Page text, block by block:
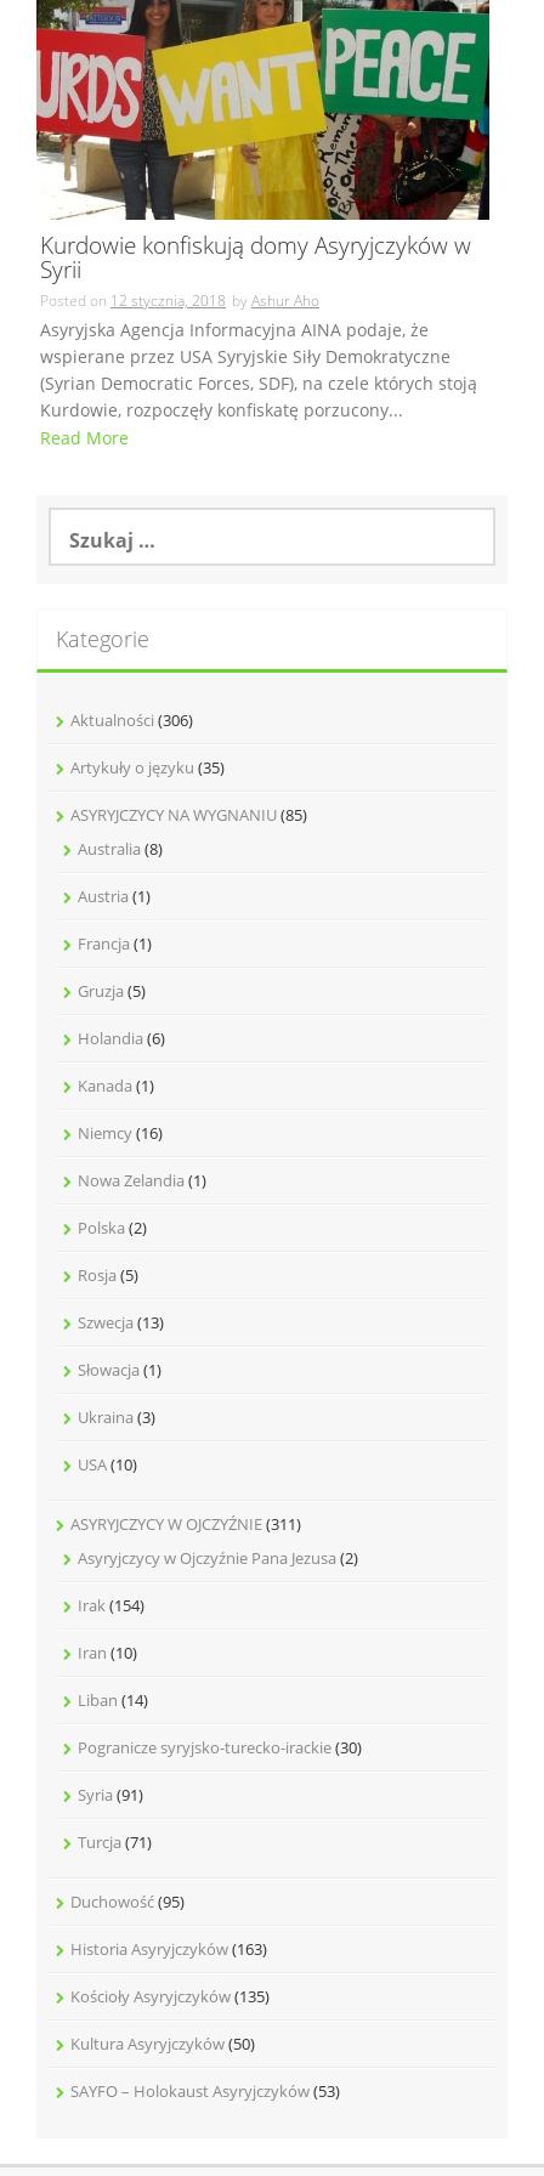
Kurdowie konfiskują domy Asyryjczyków w
Syrii
Posted on 12 stycznia, 2018 byAshur Aho
Asyryjska Agencja Informacyjna AINA podaje, że
wspierane przez USA Syryjskie Siły Demokratyczne
(Syrian Democratic Forces, SDF), na czele których stoją
Kurdowie, rozpoczęły konfiskatę porzucony...
Read More
Szukaj:
Kategorie
Aktualności (306)
Artykuły o języku (35)
ASYRYJCZYCY NA WYGNANIU(85)
Australia (8)
Austria (1)
Francja (1)
Gruzja (5)
Holandia (6)
Kanada (1)
Niemcy(16)
Nowa Zelandia (1)
Polska (2)
Rosja (5)
Szwecja (13)
Słowacja (1)
Ukraina (3)
USA(10)
ASYRYJCZYCY W OJCZYŹNIE(311)
Asyryjczycy w Ojczyźnie Pana Jezusa (2)
Irak (154)
Iran (10)
Liban (14)
Pogranicze syryjsko-turecko-irackie(30)
Syria (91)
Turcja (71)
Duchowość(95)
Historia Asyryjczyków(163)
Kościoły Asyryjczyków(135)
Kultura Asyryjczyków(50)
SAYFO – Holokaust Asyryjczyków(53)